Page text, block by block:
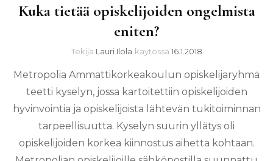
Kuka tietää opiskelijoiden ongelmista
eniten?
Tekijä Lauri Ilola käytössä 16.1.2018
Metropolia Ammattikorkeakoulun opiskelijaryhmä
teetti kyselyn, jossa kartoitettiin opiskelijoiden
hyvinvointia ja opiskelijoista lähtevän tukitoiminnan
tarpeellisuutta. Kyselyn suurin yllätys oli
opiskelijoiden korkea kiinnostus aihetta kohtaan.